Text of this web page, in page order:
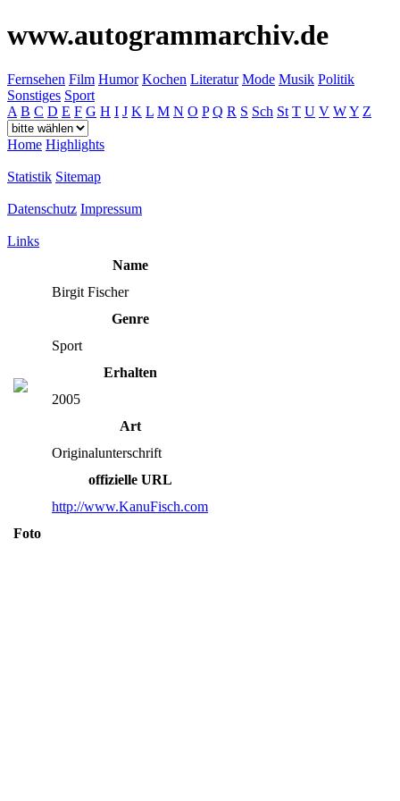
www.autogrammarchiv.de
Fernsehen Film Humor Kochen Literatur Mode Musik Politik
Sonstiges Sport
A B C D E F G H I J K L M N O P Q R S Sch St T U V WY Z
Home Highlights
Statistik Sitemap
Datenschutz Impressum
Links
Name
Birgit Fischer
Genre
Sport
Erhalten
2005
Art
Originalunterschrift
offizielle URL
http://www.KanuFisch.com
Foto